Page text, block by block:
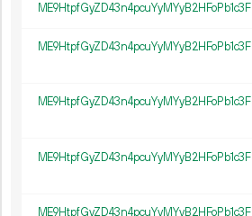
ME9HtpfGyZD43n4pcuYyMYyB2HFoPb1c3F
ME9HtpfGyZD43n4pcuYyMYyB2HFoPb1c3F
ME9HtpfGyZD43n4pcuYyMYyB2HFoPb1c3F
ME9HtpfGyZD43n4pcuYyMYyB2HFoPb1c3F
ME9HtpfGyZD43n4pcuYyMYyB2HFoPb1c3F